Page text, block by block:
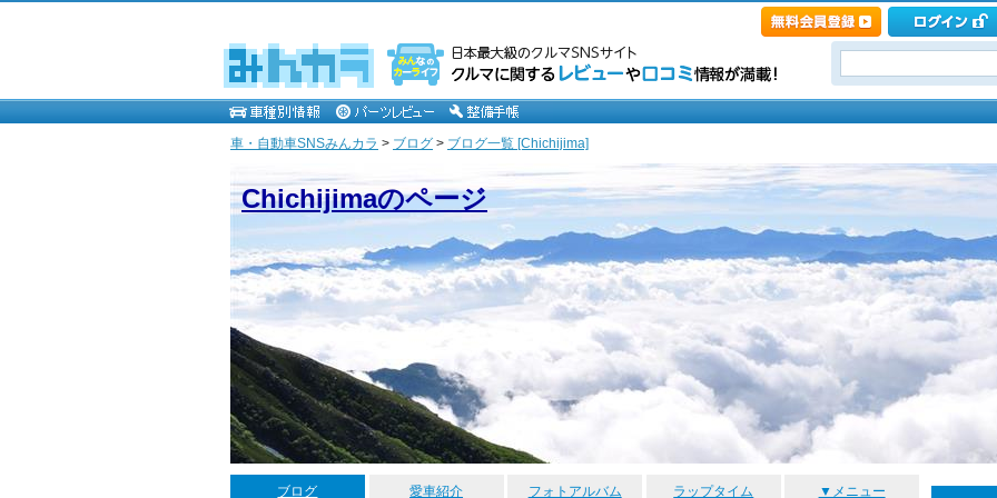
車・自動車SNSみんカラ > ブログ > ブログ一覧 [Chichijima]
Chichijimaのページ
ブログ 愛車紹介 フォトアルバム ラップタイム ▼メニュー